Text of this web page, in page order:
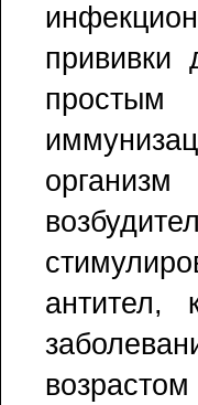
прививки
антител,